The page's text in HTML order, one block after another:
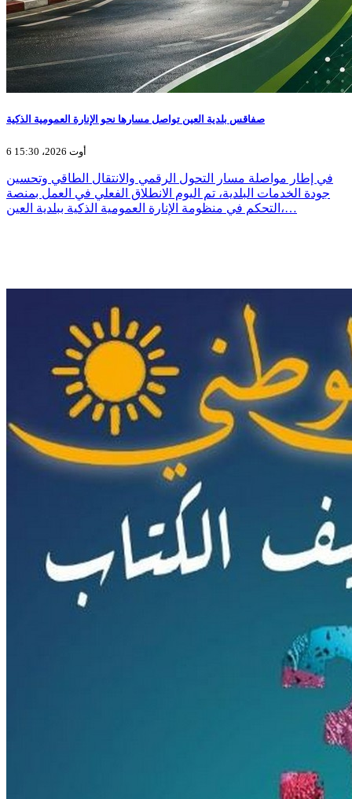
صفاقس بلدية العين تواصل مسارها نحو الإنارة العمومية الذكية
6 أوت 2026، 15:30
في إطار مواصلة مسار التحول الرقمي والانتقال الطاقي وتحسين
جودة الخدمات البلدية، تم اليوم الانطلاق الفعلي في العمل بمنصة
التحكم في منظومة الإنارة العمومية الذكية ببلدية العين،…